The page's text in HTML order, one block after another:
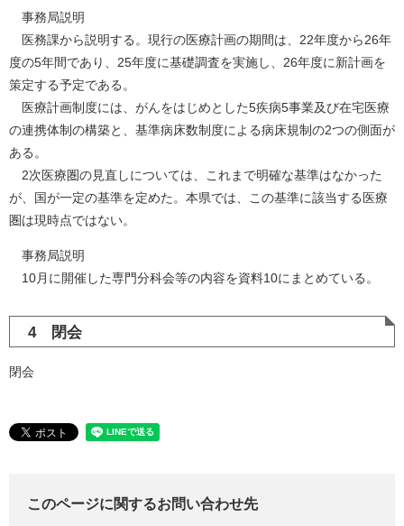
事務局説明
医務課から説明する。現行の医療計画の期間は、22年度から26年
度の5年間であり、25年度に基礎調査を実施し、26年度に新計画を
策定する予定である。
医療計画制度には、がんをはじめとした5疾病5事業及び在宅医療
の連携体制の構築と、基準病床数制度による病床規制の2つの側面が
ある。
2次医療圏の見直しについては、これまで明確な基準はなかった
が、国が一定の基準を定めた。本県では、この基準に該当する医療
圏は現時点ではない。
事務局説明
10月に開催した専門分科会等の内容を資料10にまとめている。
4 閉会
閉会
このページに関するお問い合わせ先